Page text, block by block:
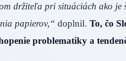
držiteľa pri situáciách ako je
papierov,“ doplnil. To, čo
problematiky a